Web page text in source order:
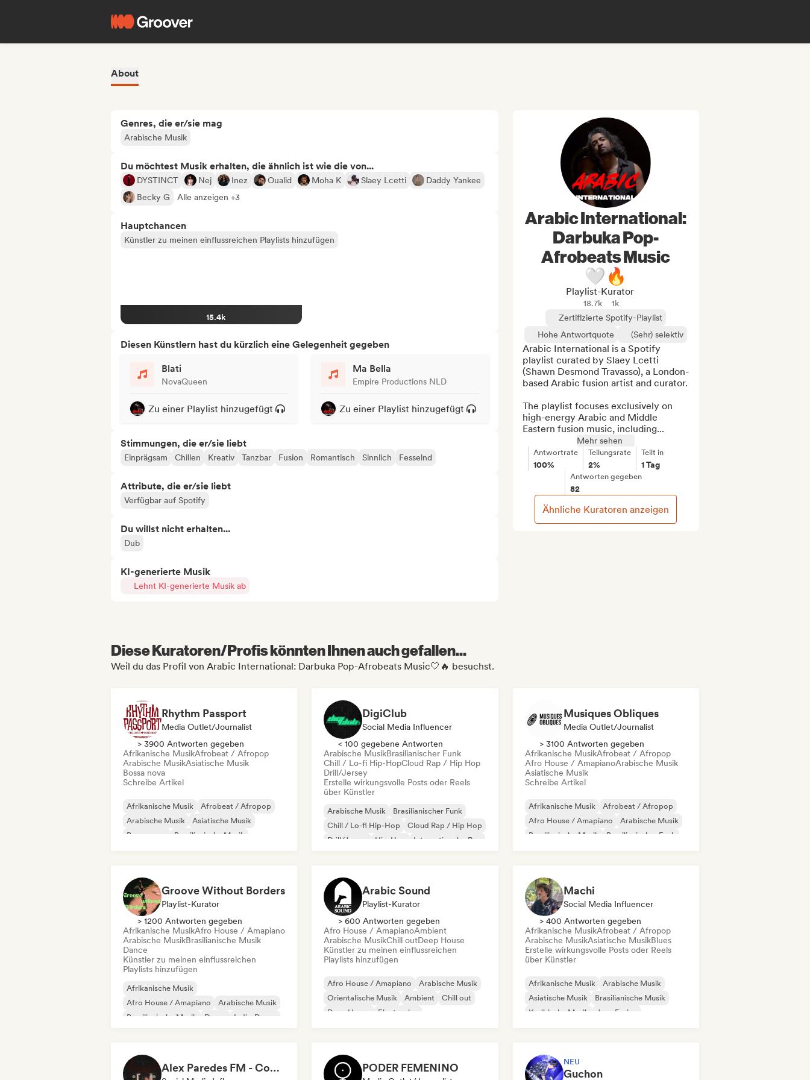
About
Genres, die er/sie mag
Arabische Musik
Du möchtest Musik erhalten, die ähnlich ist wie die von...
DYSTINCT Nej Inez Oualid Moha K Slaey Lcetti
Daddy Yankee
Becky G
Alle anzeigen +3
Hauptchancen
Künstler zu meinen einflussreichen Playlists hinzufügen
15.4k
Diesen Künstlern hast du kürzlich eine Gelegenheit gegeben
Blati
NovaQueen
Zu einer Playlist hinzugefügt
Ma Bella
Empire Productions NLD
Zu einer Playlist hinzugefügt
Stimmungen, die er/sie liebt
Einprägsam Chillen Kreativ Tanzbar Fusion Romantisch Sinnlich Fesselnd
Attribute, die er/sie liebt
Verfügbar auf Spotify
Du willst nicht erhalten...
Dub
KI-generierte Musik
Lehnt KI-generierte Musik ab
Arabic International:
Darbuka Pop-
Afrobeats Music
🤍️‍🔥
Playlist-Kurator
18.7k
1k
Zertifizierte Spotify-Playlist
Hohe Antwortquote
(Sehr) selektiv
Arabic International is a Spotify
playlist curated by Slaey Lcetti
(Shawn Desmond Travasso), a London-
based Arabic fusion artist and curator.
The playlist focuses exclusively on
high-energy Arabic and Middle
Eastern fusion music, including...
Mehr sehen
Antwortrate
100%
Teilungsrate
2%
Teilt in
1 Tag
Antworten gegeben
82
Ähnliche Kuratoren anzeigen
Diese Kuratoren/Profis könnten Ihnen auch gefallen...
Weil du das Profil von Arabic International: Darbuka Pop-Afrobeats Music🤍️‍🔥 besuchst.
Rhythm Passport
Media Outlet/Journalist
> 3900 Antworten gegeben
Afrikanische MusikAfrobeat / Afropop
Arabische MusikAsiatische Musik
Bossa nova
Schreibe Artikel
Afrikanische Musik
Afrobeat / Afropop
Arabische Musik
Asiatische Musik
Bossa nova
Brasilianische Musik
DigiClub
Social Media Influencer
< 100 gegebene Antworten
Arabische MusikBrasilianischer Funk
Chill / Lo-fi Hip-HopCloud Rap / Hip Hop
Drill/Jersey
Erstelle wirkungsvolle Posts oder Reels
über Künstler
Arabische Musik
Brasilianischer Funk
Chill / Lo-fi Hip-Hop
Cloud Rap / Hip Hop
Drill/Jersey
Hip-Hop
Internationaler Rap
Musiques Obliques
Media Outlet/Journalist
> 3100 Antworten gegeben
Afrikanische MusikAfrobeat / Afropop
Afro House / AmapianoArabische Musik
Asiatische Musik
Schreibe Artikel
Afrikanische Musik
Afrobeat / Afropop
Afro House / Amapiano
Arabische Musik
Brasilianische Musik
Brasilianischer Funk
Groove Without Borders
Playlist-Kurator
> 1200 Antworten gegeben
Afrikanische MusikAfro House / Amapiano
Arabische MusikBrasilianische Musik
Dance
Künstler zu meinen einflussreichen
Playlists hinzufügen
Afrikanische Musik
Afro House / Amapiano
Arabische Musik
Brasilianische Musik
Dance
Indie-Dance
Arabic Sound
Playlist-Kurator
> 600 Antworten gegeben
Afro House / AmapianoAmbient
Arabische MusikChill outDeep House
Künstler zu meinen einflussreichen
Playlists hinzufügen
Afro House / Amapiano
Arabische Musik
Orientalische Musik
Ambient
Chill out
Deep House
Electronica
Machi
Social Media Influencer
> 400 Antworten gegeben
Afrikanische MusikAfrobeat / Afropop
Arabische MusikAsiatische MusikBlues
Erstelle wirkungsvolle Posts oder Reels
über Künstler
Afrikanische Musik
Arabische Musik
Asiatische Musik
Brasilianische Musik
Karibische Musik
Jazz-Fusion
Alex Paredes FM - Content Creator PODER FEMENINO NEU
Guchon